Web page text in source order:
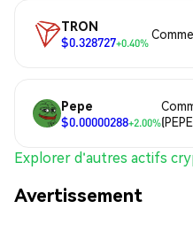
TRON
$0.328727+0.40%
Pepe
$0.00000288+2.00%
Explorer d'autres actifs
Avertissement